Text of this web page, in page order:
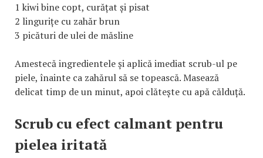
1 kiwi bine copt, curățat și pisat
2 lingurițe cu zahăr brun
3 picături de ulei de măsline
Amestecă ingredientele și aplică imediat scrub-ul pe
piele, înainte ca zahărul să se topească. Masează
delicat timp de un minut, apoi clătește cu apă călduță.
Scrub cu efect calmant pentru
pielea iritată